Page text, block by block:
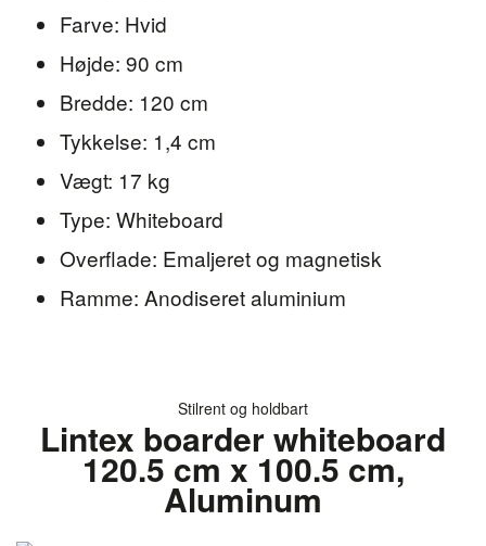
Farve: Hvid
Højde: 90 cm
Bredde: 120 cm
Tykkelse: 1,4 cm
Vægt: 17 kg
Type: Whiteboard
Overflade: Emaljeret og magnetisk
Ramme: Anodiseret aluminium
Stilrent og holdbart
Lintex boarder whiteboard
120.5 cm x 100.5 cm,
Aluminum